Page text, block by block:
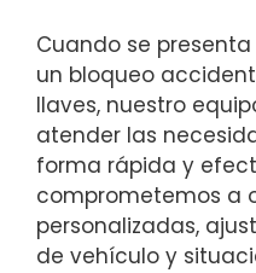
Cuando se
un bloqueo
llaves, nuestro
atender las
forma rápida y
comprometemos a
personalizadas,
de vehículo y